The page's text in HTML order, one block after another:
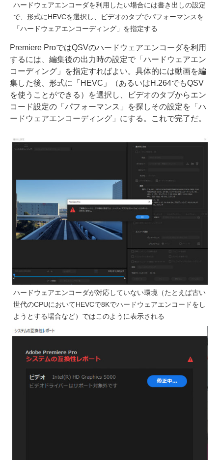
ハードウェアエンコーダを利用したい場合には書き出しの設定
で、形式にHEVCを選択し、ビデオのタブでパフォーマンスを
「ハードウェアエンコーディング」を指定する
Premiere ProではQSVのハードウェアエンコーダを利用
するには、編集後の出力時の設定で「ハードウェアエン
コーディング」を指定すればよい。具体的には動画を編
集した後、形式に「HEVC」（あるいはH.264でもQSV
を使うことができる）を選択し、ビデオのタブからエン
コード設定の「パフォーマンス」を探しその設定を「ハ
ードウェアエンコーディング」にする。これで完了だ。
ハードウェアエンコーダが対応していない環境（たとえば古い
世代のCPUにおいてHEVCで8Kでハードウェアエンコードをし
ようとする場合など）ではこのように表示される